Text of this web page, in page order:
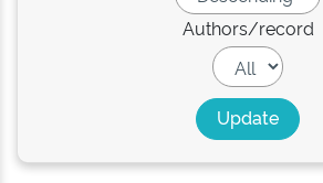
Authors/record